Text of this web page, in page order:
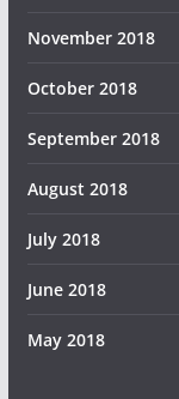
November 2018
October 2018
September 2018
August 2018
July 2018
June 2018
May 2018